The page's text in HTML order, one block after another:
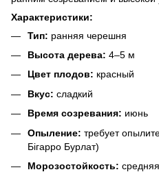
Характеристики:
Тип: ранняя черешня
Высота дерева: 4–5 м
Цвет плодов: красный
Вкус: сладкий
Время созревания: июнь
Опыление: требует
Бігарро Бурлат)
Морозостойкость: средняя